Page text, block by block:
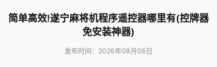
简单高效!遂宁麻将机程序遥控器哪里有(控牌器
免安装神器)
发布时间：2026年08月06日